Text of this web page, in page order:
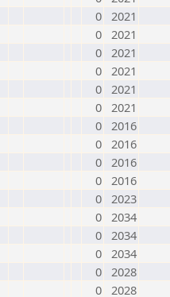
0 2021
0 2021
0 2021
0 2021
0 2021
0 2021
0 2016
0 2016
0 2016
0 2016
0 2023
0 2034
0 2034
0 2034
0 2028
0 2028